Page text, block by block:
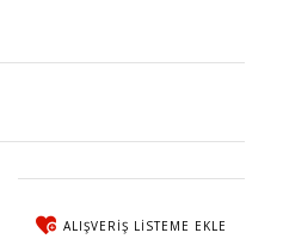
ALIŞVERIŞ LISTEME EKLE